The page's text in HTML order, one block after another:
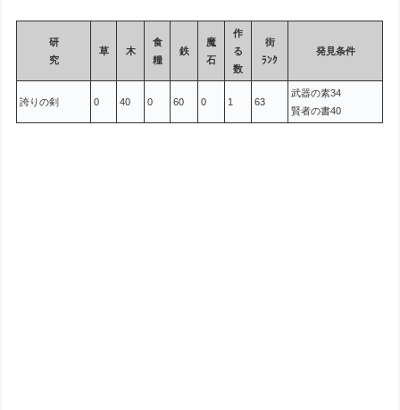
研
究
草 木
食
糧
鉄
魔
石
作
る
数
街
ﾗﾝｸ
発見条件
誇りの剣 0 40 0 60 0 1 63
武器の素34
賢者の書40